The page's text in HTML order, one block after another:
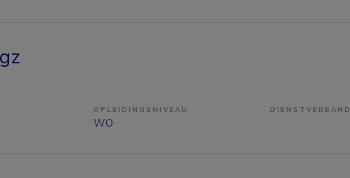
OPLEIDINGSNIVEAU
WO
DIENSTVERBAND